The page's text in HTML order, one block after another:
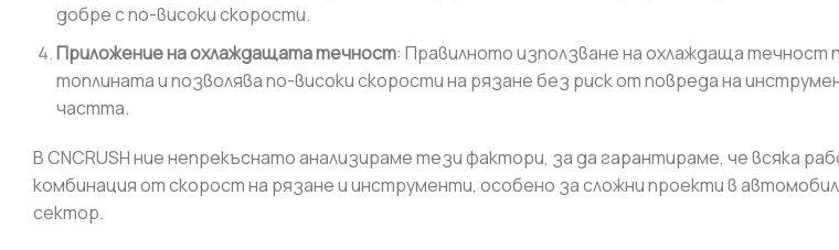
добре с по-високи скорости.
Приложение на охлаждащата течност: Правилното използване на охлаждаща течност
топлината и позволява по-високи скорости на рязане без риск от повреда на
частта.
В CNCRUSH ние непрекъснато анализираме тези фактори, за да гарантираме, че всяка
комбинация от скорост на рязане и инструменти, особено за сложни проекти в
сектор.